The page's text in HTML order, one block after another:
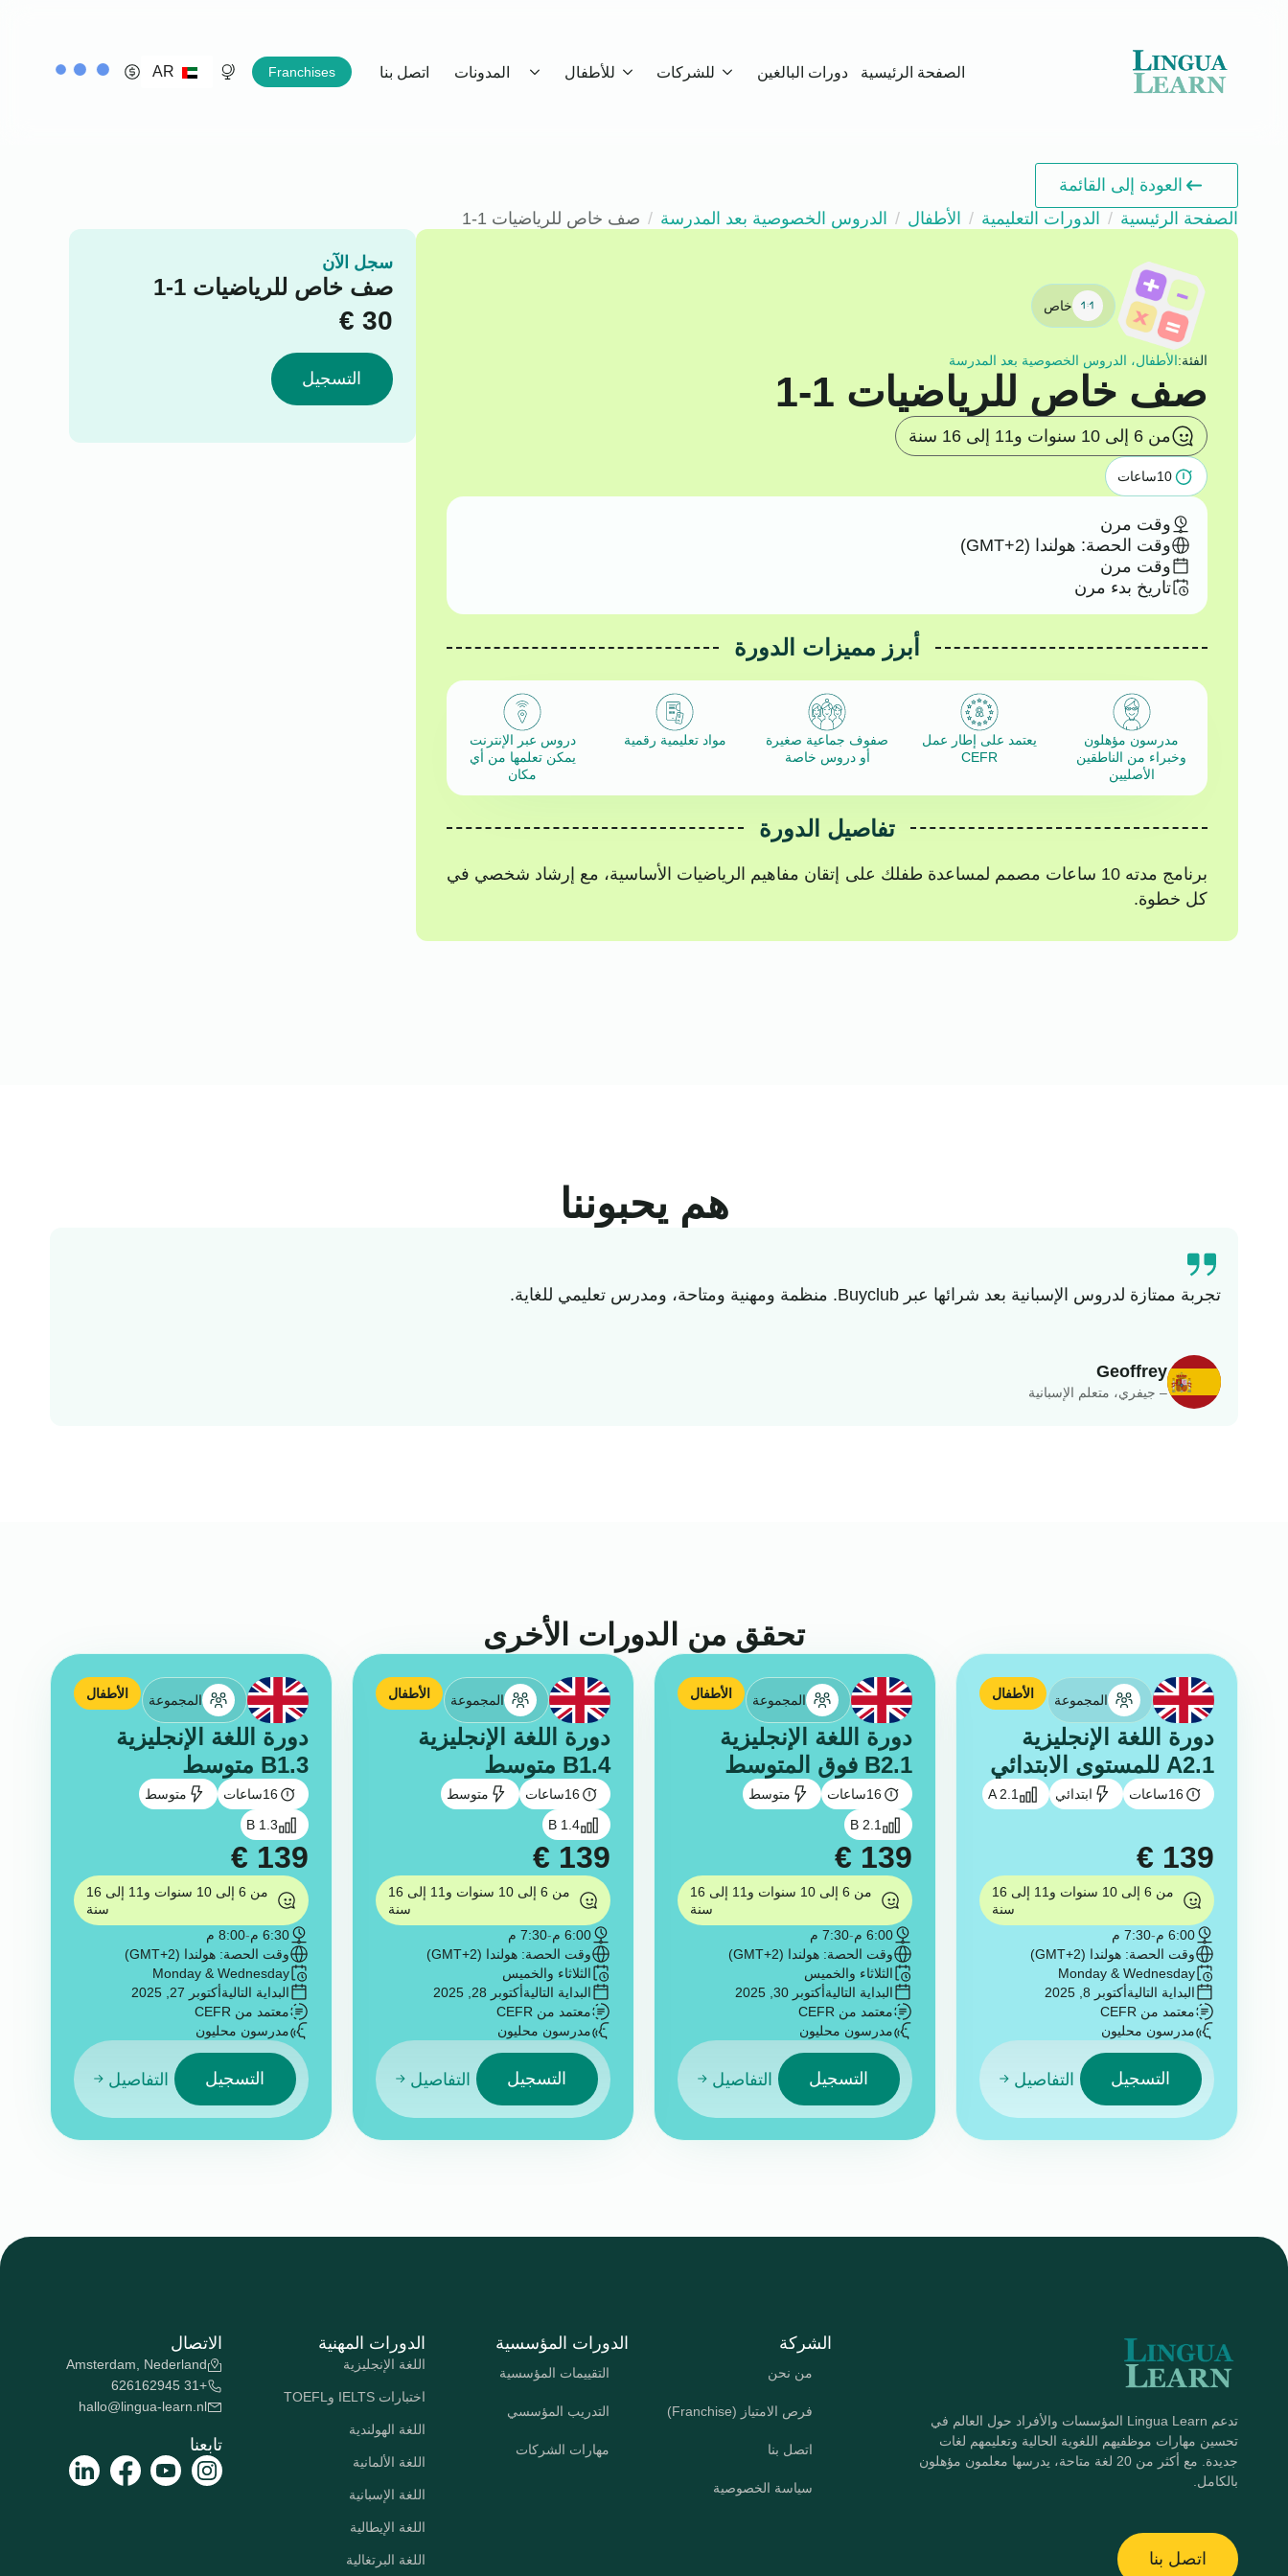
الصفحة الرئيسية دورات البالغين للشركات للأطفال المدونات اتصل بنا Franchises
العودة إلى القائمة
الصفحة الرئيسية
الدورات التعليمية الأطفال الدروس الخصوصية بعد المدرسة صف خاص للرياضيات 1-1
خاص
الفئة:الأطفال، الدروس الخصوصية بعد المدرسة
صف خاص للرياضيات 1-1
من 6 إلى 10 سنوات و11 إلى 16 سنة
10ساعات
وقت مرن
وقت الحصة: هولندا (GMT+2)
وقت مرن
تاريخ بدء مرن
أبرز مميزات الدورة
مدرسون مؤهلون
وخبراء من الناطقين
الأصليين
يعتمد على إطار عمل
CEFR
صفوف جماعية صغيرة
أو دروس خاصة
مواد تعليمية رقمية
دروس عبر الإنترنت
يمكن تعلمها من أي
مكان
تفاصيل الدورة
برنامج مدته 10 ساعات مصمم لمساعدة طفلك على إتقان مفاهيم الرياضيات الأساسية، مع إرشاد شخصي في
كل خطوة.
سجل الآن
صف خاص للرياضيات 1-1
€ 30
التسجيل
هم يحبوننا
Geoffrey
– جيفري، متعلم الإسبانية
تجربة ممتازة لدروس الإسبانية بعد شرائها عبر Buyclub. منظمة ومهنية ومتاحة، ومدرس تعليمي للغاية.
تحقق من الدورات الأخرى
المجموعة
دورة اللغة الإنجليزية
A2.1 للمستوى الابتدائي
16ساعات ابتدائي A 2.1
الأطفال
€ 139
من 6 إلى 10 سنوات و11 إلى 16
سنة
6:00 م
-7:30 م
وقت الحصة: هولندا (GMT+2)
Monday & Wednesday
البداية التاليةأكتوبر 8, 2025
معتمد من CEFR
مدرسون محليون
التسجيل التفاصيل
المجموعة
دورة اللغة الإنجليزية
B2.1 فوق المتوسط
16ساعات
متوسط
B 2.1
الأطفال
€ 139
من 6 إلى 10 سنوات و11 إلى 16
سنة
6:00 م
-7:30 م
وقت الحصة: هولندا (GMT+2)
الثلاثاء والخميس
البداية التاليةأكتوبر 30, 2025
معتمد من CEFR
مدرسون محليون
التسجيل التفاصيل
المجموعة
دورة اللغة الإنجليزية
B1.4 متوسط
16ساعات
متوسط
B 1.4
الأطفال
€ 139
من 6 إلى 10 سنوات و11 إلى 16
سنة
6:00 م
-7:30 م
وقت الحصة: هولندا (GMT+2)
الثلاثاء والخميس
البداية التاليةأكتوبر 28, 2025
معتمد من CEFR
مدرسون محليون
التسجيل التفاصيل
المجموعة
دورة اللغة الإنجليزية
B1.3 متوسط
16ساعات
متوسط
B 1.3
الأطفال
€ 139
من 6 إلى 10 سنوات و11 إلى 16
سنة
6:30 م
-8:00 م
وقت الحصة: هولندا (GMT+2)
Monday & Wednesday
البداية التاليةأكتوبر 27, 2025
معتمد من CEFR
مدرسون محليون
التسجيل التفاصيل
تدعم Lingua Learn المؤسسات والأفراد حول العالم في
تحسين مهارات موظفيهم اللغوية الحالية وتعليمهم لغات
جديدة. مع أكثر من 20 لغة متاحة، يدرسها معلمون مؤهلون
بالكامل.
اتصل بنا
الشركة
من نحن
فرص الامتياز (Franchise)
اتصل بنا
سياسة الخصوصية
الدورات المؤسسية
التقييمات المؤسسية
التدريب المؤسسي
مهارات الشركات
الدورات المهنية
اللغة الإنجليزية
اختبارات IELTS وTOEFL
اللغة الهولندية
اللغة الألمانية
اللغة الإسبانية
اللغة الإيطالية
اللغة البرتغالية
الاتصال
Amsterdam, Nederland
+31 626162945
hallo@lingua-learn.nl
تابعنا